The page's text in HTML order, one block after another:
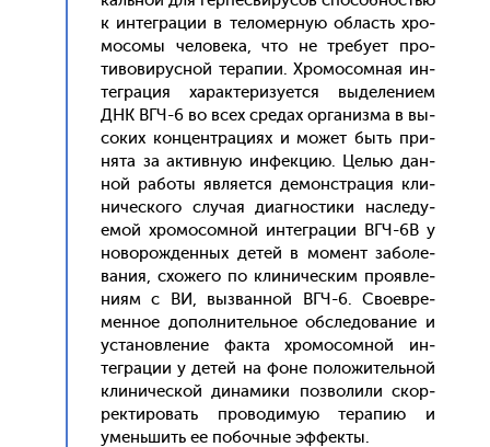
к ин­тегра­ции в те­ломер­ную об­ласть хро­
мосо­мы че­лове­ка, что не тре­бу­ет про­
тиво­вирус­ной те­рапии. Хро­мосом­ная ин­
тегра­ция ха­рак­те­ризу­ет­ся вы­деле­ни­ем
ДНК ВГЧ-6 во всех сре­дах ор­га­низ­ма в вы­
соких кон­цен­тра­ци­ях и мо­жет быть при­
нята за ак­тивную ин­фекцию. Целью дан­
ной ра­боты яв­ля­ет­ся де­монс­тра­ция кли­
ничес­ко­го слу­чая ди­аг­ности­ки нас­ле­ду­
емой хро­мосом­ной ин­тегра­ции ВГЧ-6В у
но­ворож­денных де­тей в мо­мент за­боле­
вания, схо­жего по кли­ничес­ким про­яв­ле­
ни­ям с ВИ, выз­ванной ВГЧ-6. Сво­ев­ре­
мен­ное до­пол­ни­тель­ное об­сле­дова­ние и
ус­та­нов­ле­ние фак­та хро­мосом­ной ин­
тегра­ции у де­тей на фо­не по­ложи­тель­ной
кли­ничес­кой ди­нами­ки поз­во­лили скор­
ректи­ровать про­води­мую те­рапию и
умень­шить ее по­боч­ные эф­фекты.